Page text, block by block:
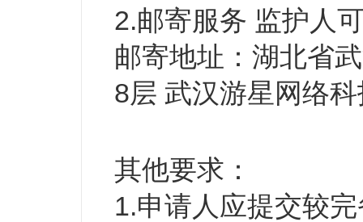
2.邮寄服务 监护人
邮寄地址：湖北省
8层 武汉游星网络
其他要求：
1.申请人应提交较